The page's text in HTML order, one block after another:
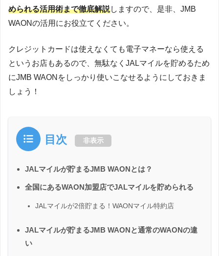
められる活用術まで徹底解説しますので、是非、JMB
WAONの活用にお役立てください。
クレジットカードは使えなくても電子マネーなら使える
というお店もあるので、無駄なくJALマイルを貯めるため
にJMB WAONをしっかり使いこなせるようにしておきま
しょう！
目次 非表示
JALマイルが貯まるJMB WAONとは？
全国にあるWAON加盟店でJALマイルを貯められる
JALマイルが2倍貯まる！WAONマイル特約店
JALマイルが貯まるJMB WAONと通常のWAONの違
い